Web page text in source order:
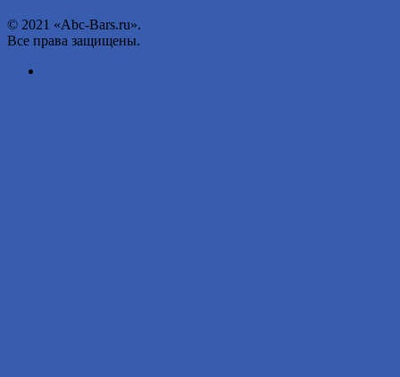
© 2021 «Abc-Bars.ru».
Все права защищены.